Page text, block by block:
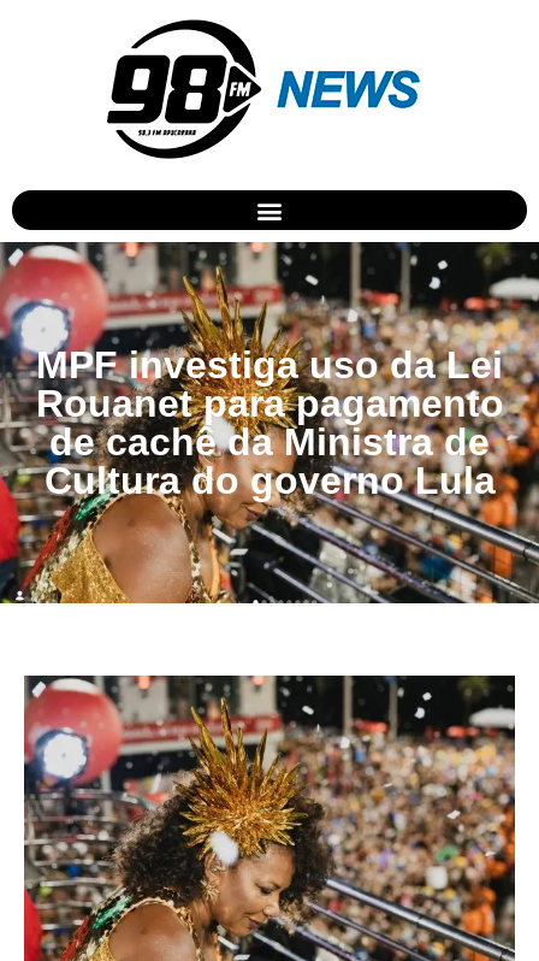
MPF investiga uso da Lei
Rouanet para pagamento
de cachê da Ministra de
Cultura do governo Lula